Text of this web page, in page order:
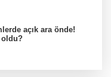
açık ara önde!
oldu?